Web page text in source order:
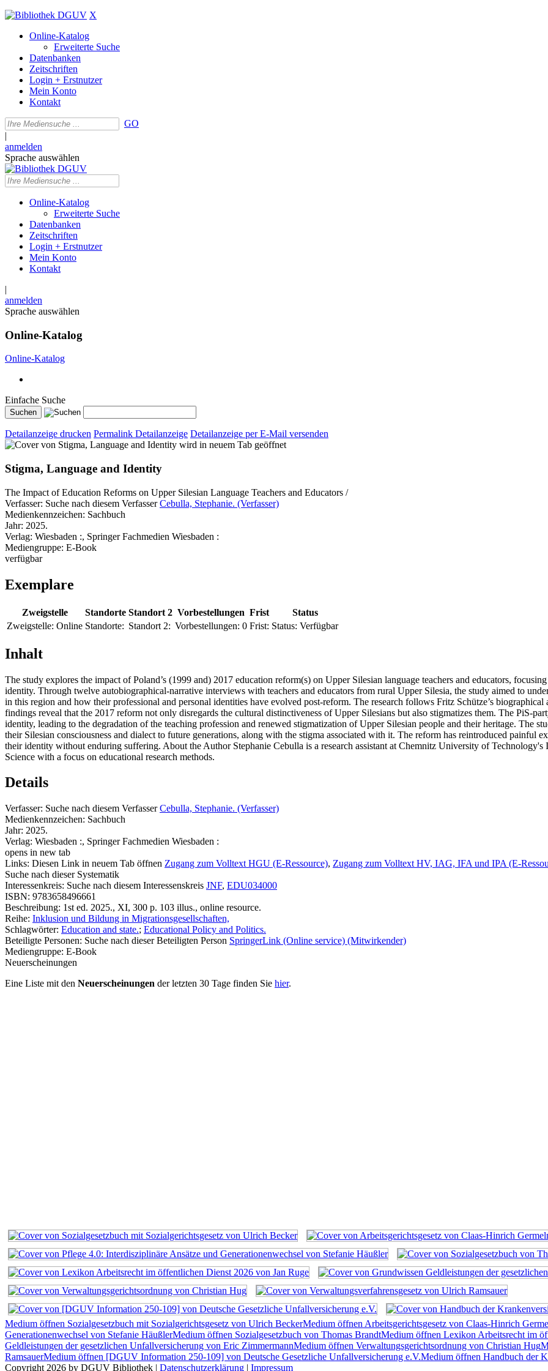
X
Online-Katalog
Erweiterte Suche
Datenbanken
Zeitschriften
Login + Erstnutzer
Mein Konto
Kontakt
GO
|
anmelden
Sprache auswählen
Online-Katalog
Erweiterte Suche
Datenbanken
Zeitschriften
Login + Erstnutzer
Mein Konto
Kontakt
|
anmelden
Sprache auswählen
Online-Katalog
Online-Katalog
Einfache Suche
Detailanzeige drucken Permalink Detailanzeige Detailanzeige per E-Mail versenden
wird in neuem Tab geöffnet
Stigma, Language and Identity
The Impact of Education Reforms on Upper Silesian Language Teachers and Educators /
Verfasser: Suche nach diesem Verfasser Cebulla, Stephanie. (Verfasser)
Medienkennzeichen: Sachbuch
Jahr: 2025.
Verlag: Wiesbaden :, Springer Fachmedien Wiesbaden :
Mediengruppe: E-Book
verfügbar
Exemplare
Zweigstelle Standorte Standort 2 Vorbestellungen Frist
Status
Zweigstelle: Online Standorte: Standort 2: Vorbestellungen: 0 Frist: Status: Verfügbar
Inhalt
The study explores the impact of Poland’s (1999 and) 2017 education reform(s) on Upper Silesian language teachers and educators,
identity. Through twelve autobiographical-narrative interviews with teachers and educators from rural Upper Silesia, the study aimed to
in this region and how their professional and personal identities have evolved post-reform. The research follows Fritz Schütze’s
findings reveal that the 2017 reform not only disregards the cultural distinctiveness of Upper Silesians but also stigmatizes them. The PiS-
identity, leading to the degradation of the teaching profession and renewed stigmatization of Upper Silesian people and their heritage. The
their Silesian consciousness and dialect to future generations, along with the stigma associated with it. The reform has reintroduced painful
their identity without enduring suffering. About the Author Stephanie Cebulla is a research assistant at Chemnitz University of
Science with a focus on educational research methods.
Details
Verfasser: Suche nach diesem Verfasser Cebulla, Stephanie. (Verfasser)
Medienkennzeichen: Sachbuch
Jahr: 2025.
Verlag: Wiesbaden :, Springer Fachmedien Wiesbaden :
opens in new tab
Links: Diesen Link in neuem Tab öffnen Zugang zum Volltext HGU (E-Ressource), Zugang zum Volltext HV, IAG, IFA und IPA (E-
Suche nach dieser Systematik
Interessenkreis: Suche nach diesem Interessenskreis JNF, EDU034000
ISBN: 9783658496661
Beschreibung: 1st ed. 2025., XI, 300 p. 103 illus., online resource.
Reihe: Inklusion und Bildung in Migrationsgesellschaften,
Schlagwörter: Education and state.; Educational Policy and Politics.
Beteiligte Personen: Suche nach dieser Beteiligten Person SpringerLink (Online service) (Mitwirkender)
Mediengruppe: E-Book
Neuerscheinungen
Eine Liste mit den Neuerscheinungen der letzten 30 Tage finden Sie hier.
Medium öffnen Sozialgesetzbuch mit Sozialgerichtsgesetz von Ulrich BeckerMedium öffnen Arbeitsgerichtsgesetz von Claas-Hinrich
Generationenwechsel von Stefanie HäußlerMedium öffnen Sozialgesetzbuch von Thomas BrandtMedium öffnen Lexikon Arbeitsrecht im
Geldleistungen der gesetzlichen Unfallversicherung von Eric ZimmermannMedium öffnen Verwaltungsgerichtsordnung von Christian Hug
RamsauerMedium öffnen [DGUV Information 250-109] von Deutsche Gesetzliche Unfallversicherung e.V.Medium öffnen Handbuch der
Copyright 2026 by DGUV Bibliothek | Datenschutzerklärung | Impressum